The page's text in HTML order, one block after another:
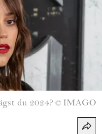
du 2024? © IMAGO